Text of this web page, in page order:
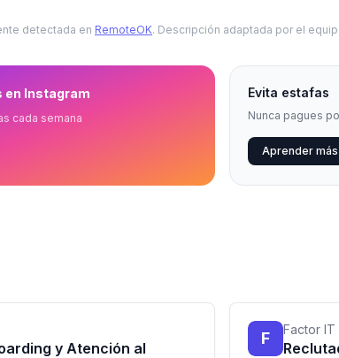
detectada en RemoteOK. Descripción adaptada por el
en Instagram
cada semana
Evita estafas
Nunca pagues
Aprender más
y Atención al
F Factor IT